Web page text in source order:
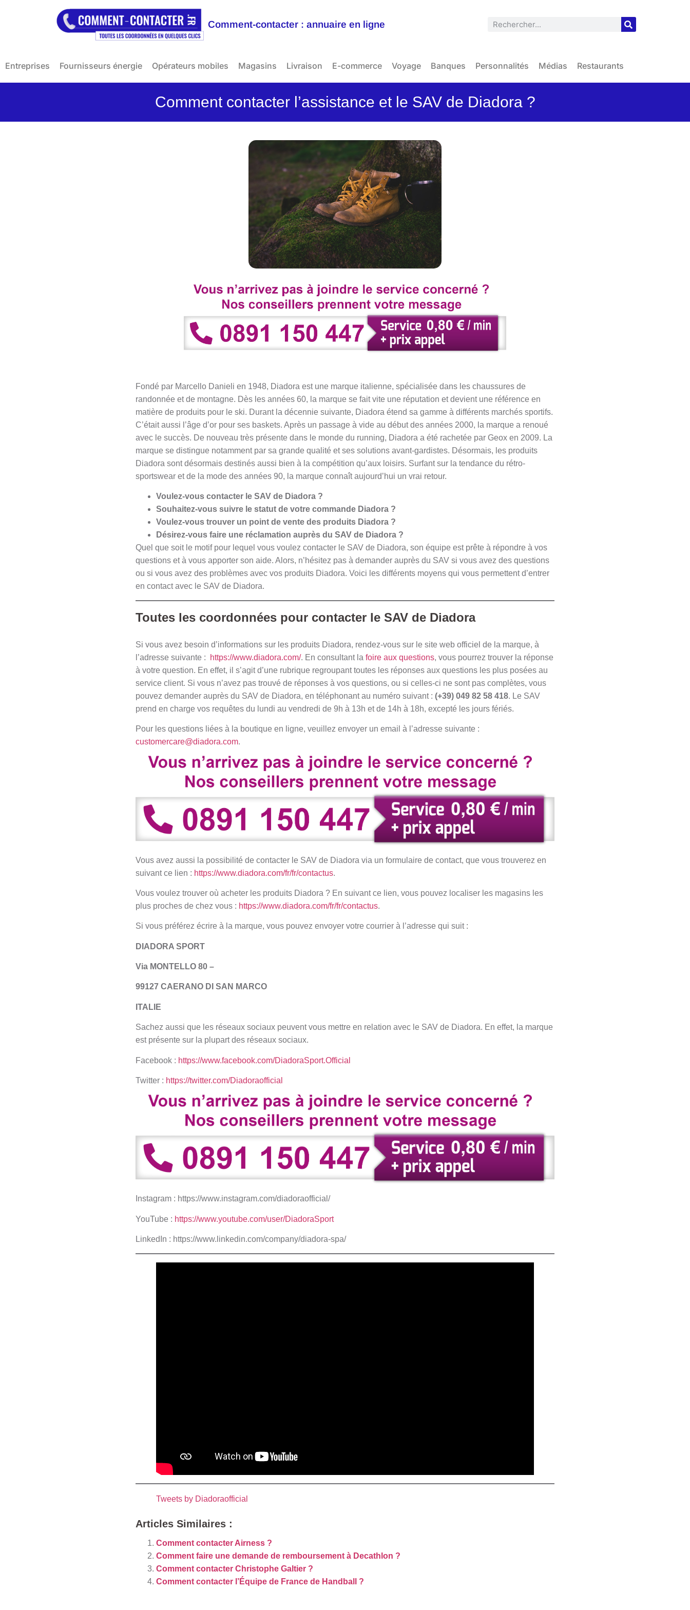
Comment-contacter : annuaire en ligne
Entreprises Fournisseurs énergie Opérateurs mobiles Magasins Livraison E-commerce Voyage Banques Personnalités Médias Restaurants
Comment contacter l’assistance et le SAV de Diadora ?
Fondé par Marcello Danieli en 1948, Diadora est une marque italienne, spécialisée dans les chaussures de
randonnée et de montagne. Dès les années 60, la marque se fait vite une réputation et devient une référence en
matière de produits pour le ski. Durant la décennie suivante, Diadora étend sa gamme à différents marchés sportifs.
C’était aussi l’âge d’or pour ses baskets. Après un passage à vide au début des années 2000, la marque a renoué
avec le succès. De nouveau très présente dans le monde du running, Diadora a été rachetée par Geox en 2009. La
marque se distingue notamment par sa grande qualité et ses solutions avant-gardistes. Désormais, les produits
Diadora sont désormais destinés aussi bien à la compétition qu’aux loisirs. Surfant sur la tendance du rétro-
sportswear et de la mode des années 90, la marque connaît aujourd’hui un vrai retour.
Voulez-vous contacter le SAV de Diadora ?
Souhaitez-vous suivre le statut de votre commande Diadora ?
Voulez-vous trouver un point de vente des produits Diadora ?
Désirez-vous faire une réclamation auprès du SAV de Diadora ?
Quel que soit le motif pour lequel vous voulez contacter le SAV de Diadora, son équipe est prête à répondre à vos
questions et à vous apporter son aide. Alors, n’hésitez pas à demander auprès du SAV si vous avez des questions
ou si vous avez des problèmes avec vos produits Diadora. Voici les différents moyens qui vous permettent d’entrer
en contact avec le SAV de Diadora.
Toutes les coordonnées pour contacter le SAV de Diadora
Si vous avez besoin d’informations sur les produits Diadora, rendez-vous sur le site web officiel de la marque, à
l’adresse suivante :
https://www.diadora.com/. En consultant la foire aux questions, vous pourrez trouver la réponse
à votre question. En effet, il s’agit d’une rubrique regroupant toutes les réponses aux questions les plus posées au
service client. Si vous n’avez pas trouvé de réponses à vos questions, ou si celles-ci ne sont pas complètes, vous
pouvez demander auprès du SAV de Diadora, en téléphonant au numéro suivant : (+39) 049 82 58 418. Le SAV
prend en charge vos requêtes du lundi au vendredi de 9h à 13h et de 14h à 18h, excepté les jours fériés.
Pour les questions liées à la boutique en ligne, veuillez envoyer un email à l’adresse suivante :
customercare@diadora.com.
Vous avez aussi la possibilité de contacter le SAV de Diadora via un formulaire de contact, que vous trouverez en
suivant ce lien : https://www.diadora.com/fr/fr/contactus.
Vous voulez trouver où acheter les produits Diadora ? En suivant ce lien, vous pouvez localiser les magasins les
plus proches de chez vous : https://www.diadora.com/fr/fr/contactus.
Si vous préférez écrire à la marque, vous pouvez envoyer votre courrier à l’adresse qui suit :
DIADORA SPORT
Via MONTELLO 80 –
99127 CAERANO DI SAN MARCO
ITALIE
Sachez aussi que les réseaux sociaux peuvent vous mettre en relation avec le SAV de Diadora. En effet, la marque
est présente sur la plupart des réseaux sociaux.
Facebook : https://www.facebook.com/DiadoraSport.Official
Twitter : https://twitter.com/Diadoraofficial
Instagram : https://www.instagram.com/diadoraofficial/
YouTube : https://www.youtube.com/user/DiadoraSport
LinkedIn : https://www.linkedin.com/company/diadora-spa/
Tweets by Diadoraofficial
Articles Similaires :
Comment contacter Airness ?
Comment faire une demande de remboursement à Decathlon ?
Comment contacter Christophe Galtier ?
Comment contacter l’Équipe de France de Handball ?